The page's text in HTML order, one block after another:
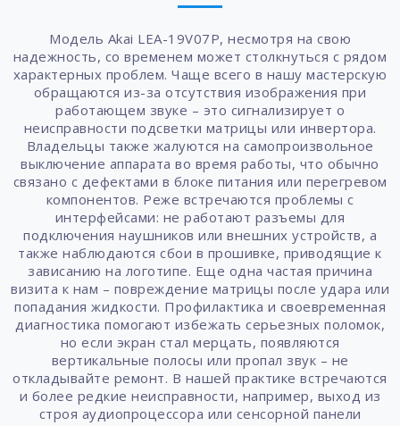
Модель Akai LEA-19V07P, несмотря на свою
надежность, со временем может столкнуться с рядом
характерных проблем. Чаще всего в нашу мастерскую
обращаются из-за отсутствия изображения при
работающем звуке – это сигнализирует о
неисправности подсветки матрицы или инвертора.
Владельцы также жалуются на самопроизвольное
выключение аппарата во время работы, что обычно
связано с дефектами в блоке питания или перегревом
компонентов. Реже встречаются проблемы с
интерфейсами: не работают разъемы для
подключения наушников или внешних устройств, а
также наблюдаются сбои в прошивке, приводящие к
зависанию на логотипе. Еще одна частая причина
визита к нам – повреждение матрицы после удара или
попадания жидкости. Профилактика и своевременная
диагностика помогают избежать серьезных поломок,
но если экран стал мерцать, появляются
вертикальные полосы или пропал звук – не
откладывайте ремонт. В нашей практике встречаются
и более редкие неисправности, например, выход из
строя аудиопроцессора или сенсорной панели